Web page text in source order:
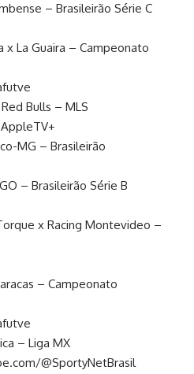
– Brasileirão Série C
x La Guaira – Campeonato
Bulls – MLS
AppleTV+
MG – Brasileirão
– Brasileirão Série B
x Racing Montevideo –
– Campeonato
– Liga MX
@SportyNetBrasil